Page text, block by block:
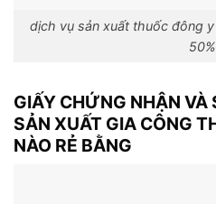
dịch vụ sản xuất thuốc đông
50%
GIẤY CHỨNG NHẬN
SẢN XUẤT GIA CÔNG
NÀO RẺ BẰNG